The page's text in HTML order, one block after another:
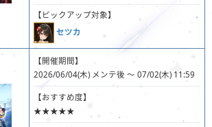
【ピックアップ対象】
セツカ
【開催期間】
2026/06/04(木) メンテ後 ～ 07/02(木) 11:59
【おすすめ度】
★★★★★